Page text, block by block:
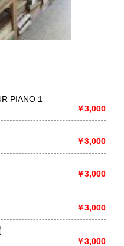
自然科学、美術工芸、国
献、趣味、外国書、サブ
PIECES CLASSIQUES POUR PIANO 1
￥3,000
￥3,000
￥3,000
￥3,000
￥3,000